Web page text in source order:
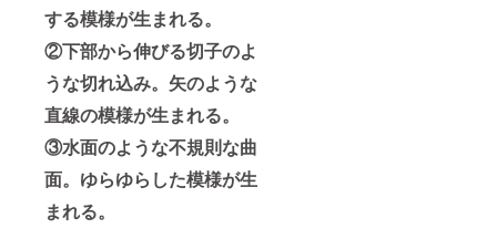
する模様が生まれる。
②下部から伸びる切子のよ
うな切れ込み。矢のような
直線の模様が生まれる。
③水面のような不規則な曲
面。ゆらゆらした模様が生
まれる。